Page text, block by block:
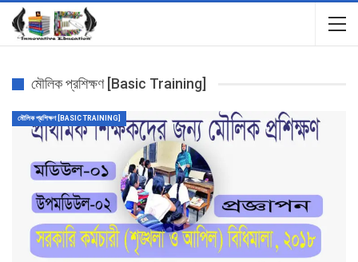
মৌলিক প্রশিক্ষণ [Basic Training]
মৌলিক প্রশিক্ষণ [BASIC TRAINING]